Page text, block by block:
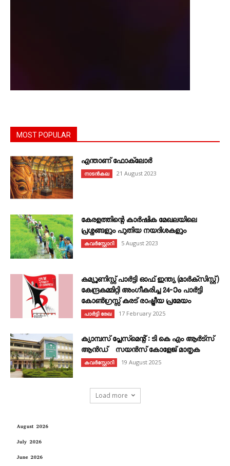
MOST POPULAR
എന്താണ്‌ ഫോക്‌ലോർ
നാടൻകല 21 August 2023
കേരളത്തിന്റെ കാർഷിക മേഖലയിലെ
പ്രശ്നങ്ങളും പുതിയ നയദിശകളും
കവര്‍സ്റ്റോറി 5 August 2023
കമ്യൂണിസ്റ്റ് പാർട്ടി ഓഫ് ഇന്ത്യ (മാർക്സിസ്റ്റ്)
കേന്ദ്രകമ്മിറ്റി അംഗീകരിച്ച 24‐ാം പാർട്ടി
കോൺഗ്രസ്സ് കരട് രാഷ്ട്രീയ പ്രമേയം
പാർട്ടി രേഖ 17 February 2025
ക്യാമ്പസ് പ്ലേസ്മെന്റ് : ടി കെ എം ആർട്സ്
ആൻഡ് സയൻസ് കോളേജ് മാതൃക
കവര്‍സ്റ്റോറി 19 August 2025
Load more
August 2026
July 2026
June 2026